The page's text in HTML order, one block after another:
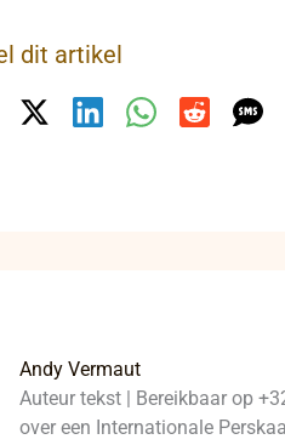
dit artikel
Andy Vermaut
Auteur tekst | Bereikbaar op
over een Internationale